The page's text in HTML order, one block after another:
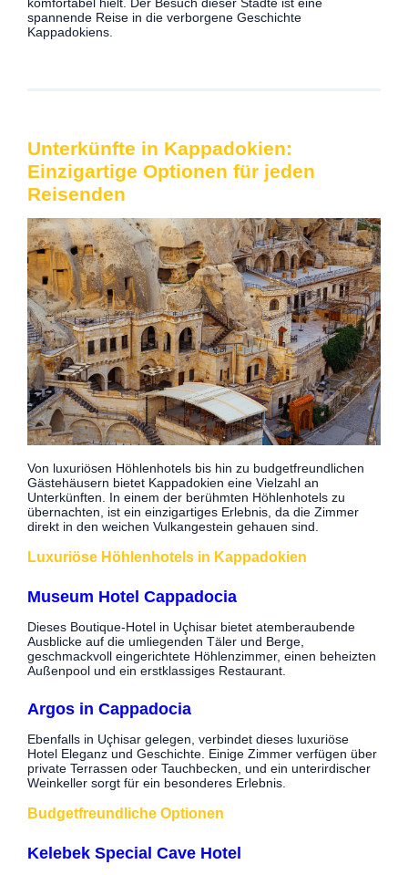
spannende Reise in die verborgene Geschichte
Kappadokiens.
Unterkünfte in Kappadokien:
Einzigartige Optionen für jeden
Reisenden
Von luxuriösen Höhlenhotels bis hin zu budgetfreundlichen
Gästehäusern bietet Kappadokien eine Vielzahl an
Unterkünften. In einem der berühmten Höhlenhotels zu
übernachten, ist ein einzigartiges Erlebnis, da die Zimmer
direkt in den weichen Vulkangestein gehauen sind.
Luxuriöse Höhlenhotels in Kappadokien
Museum Hotel Cappadocia
Dieses Boutique-Hotel in Uçhisar bietet atemberaubende
Ausblicke auf die umliegenden Täler und Berge,
geschmackvoll eingerichtete Höhlenzimmer, einen beheizten
Außenpool und ein erstklassiges Restaurant.
Argos in Cappadocia
Ebenfalls in Uçhisar gelegen, verbindet dieses luxuriöse
Hotel Eleganz und Geschichte. Einige Zimmer verfügen über
private Terrassen oder Tauchbecken, und ein unterirdischer
Weinkeller sorgt für ein besonderes Erlebnis.
Budgetfreundliche Optionen
Kelebek Special Cave Hotel